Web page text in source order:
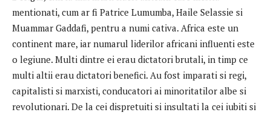
mentionati, cum ar fi Patrice Lumumba, Haile Selassie si
Muammar Gaddafi, pentru a numi cativa. Africa este un
continent mare, iar numarul liderilor africani influenti este
o legiune. Multi dintre ei erau dictatori brutali, in timp ce
multi altii erau dictatori benefici. Au fost imparati si regi,
capitalisti si marxisti, conducatori ai minoritatilor albe si
revolutionari. De la cei dispretuiti si insultati la cei iubiti si